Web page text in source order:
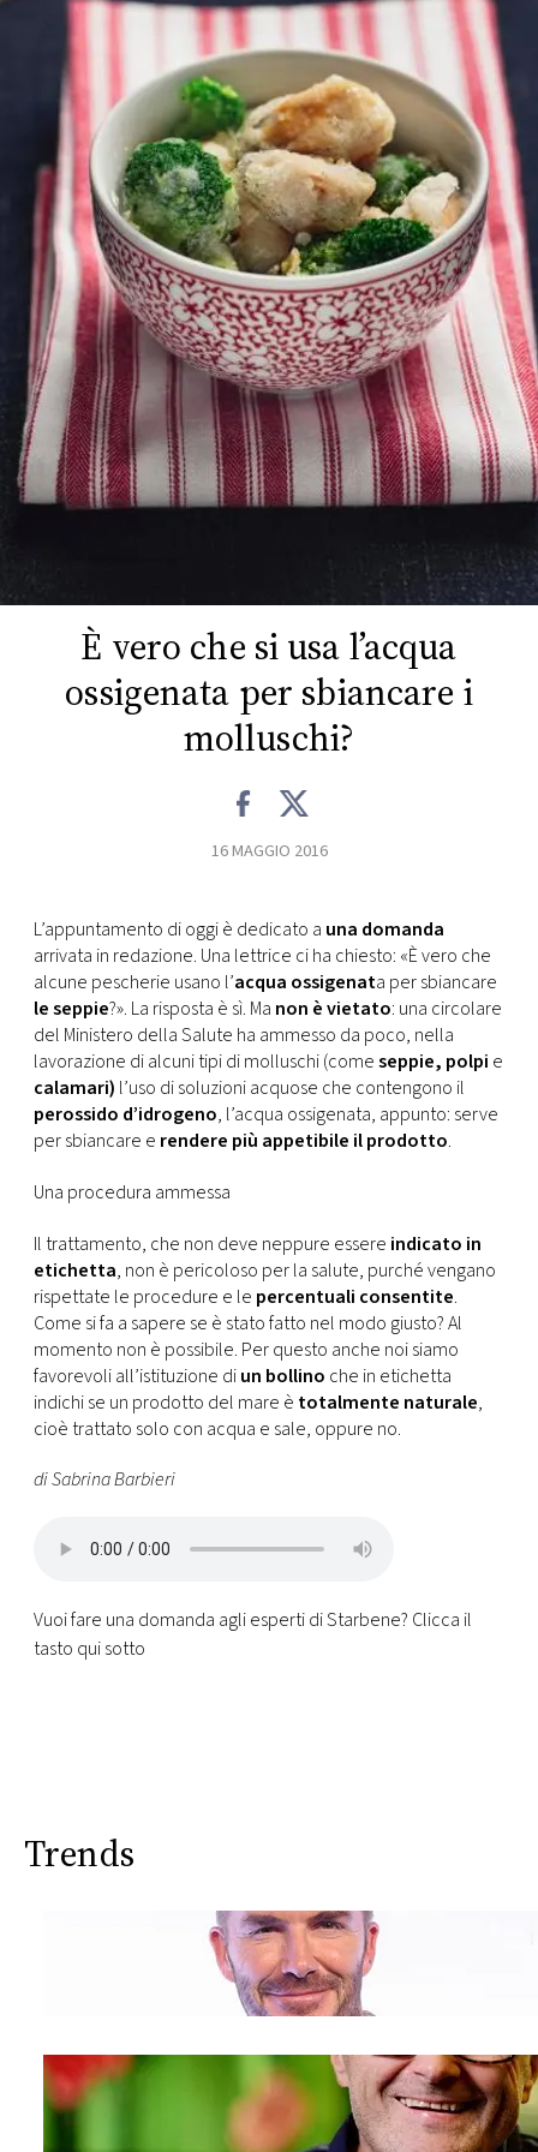
CONCORSI
EVENTI
VIDEO
TV
PRINCIPATO
DI
MONACO
È vero che si usa l’acqua
ossigenata per sbiancare i
molluschi?
16 MAGGIO 2016
L’appuntamento di oggi è dedicato a una domanda
arrivata in redazione. Una lettrice ci ha chiesto: «È vero che
alcune pescherie usano l’acqua ossigenata per sbiancare
le seppie?». La risposta è sì. Ma non è vietato: una circolare
del Ministero della Salute ha ammesso da poco, nella
lavorazione di alcuni tipi di molluschi (comeseppie, polpi e
calamari) l’uso di soluzioni acquose che contengono il
perossido d’idrogeno, l’acqua ossigenata, appunto: serve
per sbiancare e rendere più appetibile il prodotto.
Una procedura ammessa
Il trattamento, che non deve neppure essere indicato in
etichetta, non è pericoloso per la salute, purché vengano
rispettate le procedure e le percentuali consentite.
Come si fa a sapere se è stato fatto nel modo giusto? Al
momento non è possibile. Per questo anche noi siamo
favorevoli all’istituzione diun bollino che in etichetta
indichi se un prodotto del mare è totalmente naturale,
cioè trattato solo con acqua e sale, oppure no.
di Sabrina Barbieri
Vuoi fare una domanda agli esperti di Starbene? Clicca il
tasto qui sotto
Trends